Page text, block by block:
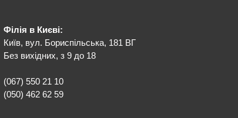
Філія в Києві:
Київ, вул. Бориспільська, 181 ВГ
Без вихідних, з 9 до 18
(067) 550 21 10
(050) 462 62 59